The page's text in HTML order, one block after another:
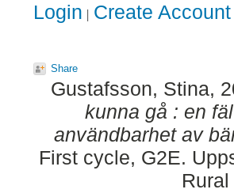
Login Create Account
Share
Gustafsson, Stina,
kunna gå : en
användbarhet av
First cycle, G2E.